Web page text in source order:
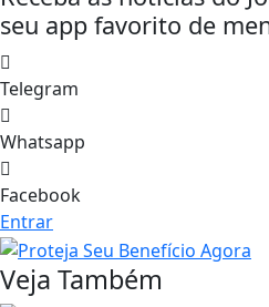
seu app favorito de
Telegram
Whatsapp
Facebook
Entrar
Veja Também